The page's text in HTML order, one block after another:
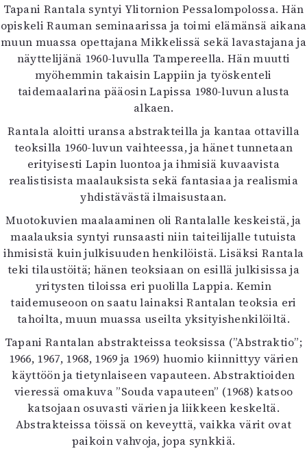
Tapani Rantala syntyi Ylitornion Pessalompolossa. Hän
opiskeli Rauman seminaarissa ja toimi elämänsä aikana
muun muassa opettajana Mikkelissä sekä lavastajana ja
näyttelijänä 1960-luvulla Tampereella. Hän muutti
myöhemmin takaisin Lappiin ja työskenteli
taidemaalarina pääosin Lapissa 1980-luvun alusta
alkaen.
Rantala aloitti uransa abstrakteilla ja kantaa ottavilla
teoksilla 1960-luvun vaihteessa, ja hänet tunnetaan
erityisesti Lapin luontoa ja ihmisiä kuvaavista
realistisista maalauksista sekä fantasiaa ja realismia
yhdistävästä ilmaisustaan.
Muotokuvien maalaaminen oli Rantalalle keskeistä, ja
maalauksia syntyi runsaasti niin taiteilijalle tutuista
ihmisistä kuin julkisuuden henkilöistä. Lisäksi Rantala
teki tilaustöitä; hänen teoksiaan on esillä julkisissa ja
yritysten tiloissa eri puolilla Lappia. Kemin
taidemuseoon on saatu lainaksi Rantalan teoksia eri
tahoilta, muun muassa useilta yksityishenkilöiltä.
Tapani Rantalan abstrakteissa teoksissa (”Abstraktio”;
1966, 1967, 1968, 1969 ja 1969) huomio kiinnittyy värien
käyttöön ja tietynlaiseen vapauteen. Abstraktioiden
vieressä omakuva ”Souda vapauteen” (1968) katsoo
katsojaan osuvasti värien ja liikkeen keskeltä.
Abstrakteissa töissä on keveyttä, vaikka värit ovat
paikoin vahvoja, jopa synkkiä.